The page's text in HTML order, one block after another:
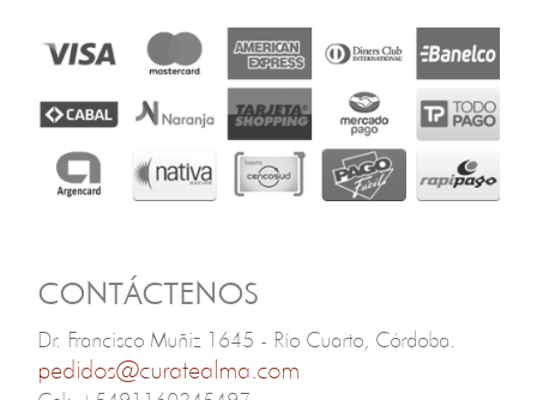
CONTÁCTENOS
Dr. Francisco Muñiz 1645 - Río Cuarto, Córdoba.
pedidos@curatealma.com